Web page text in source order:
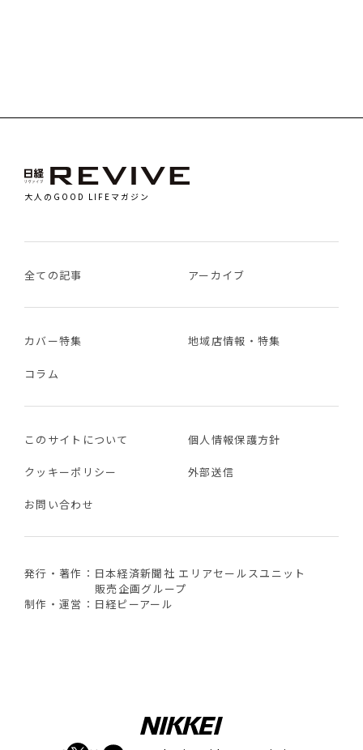
大人のGOOD LIFEマガジン
全ての記事 アーカイブ
カバー特集 地域店情報・特集
コラム
このサイトについて 個人情報保護方針
クッキーポリシー 外部送信
お問い合わせ
発行・著作：日本経済新聞社 エリアセールスユニット
販売企画グループ
制作・運営：日経ピーアール